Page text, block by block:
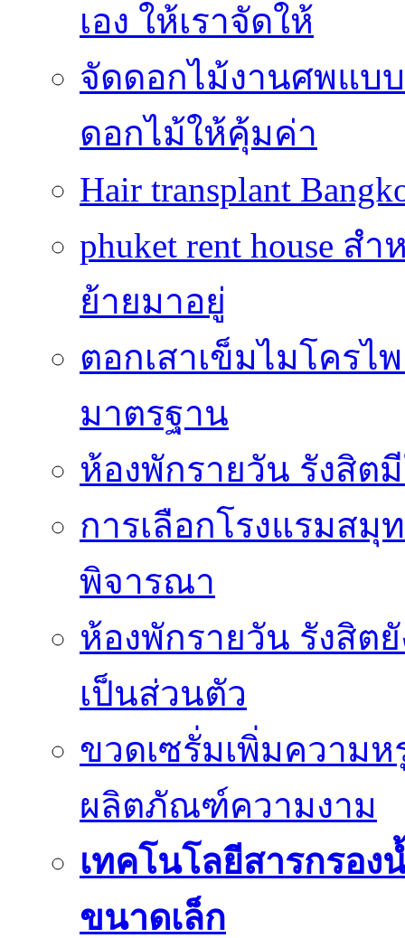
เอง ให้เราจัดให้
จัดดอกไม้งานศพแบ
ดอกไม้ให้คุ้มค่า
Hair transplant
phuket rent house
ย้ายมาอยู่
ตอกเสาเข็มไมโคร
มาตรฐาน
ห้องพักรายวัน รังสิต
การเลือกโรงแรมสมุ
พิจารณา
ห้องพักรายวัน รังสิต
เป็นส่วนตัว
ขวดเซรั่มเพิ่มความ
ผลิตภัณฑ์ความงาม
เทคโนโลยีสารกรอ
ขนาดเล็ก